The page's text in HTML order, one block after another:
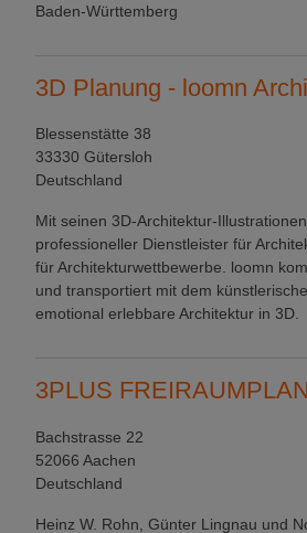
Baden-Württemberg
3D Planung - loomn
Blessenstätte 38
33330 Gütersloh
Deutschland
Mit seinen 3D-Architektur-
professioneller Dienstleister für
für Architekturwettbewerbe. loomn
und transportiert mit dem
emotional erlebbare Architektur in 3D.
3PLUS
Bachstrasse 22
52066 Aachen
Deutschland
Heinz W. Rohn, Günter Lingnau und